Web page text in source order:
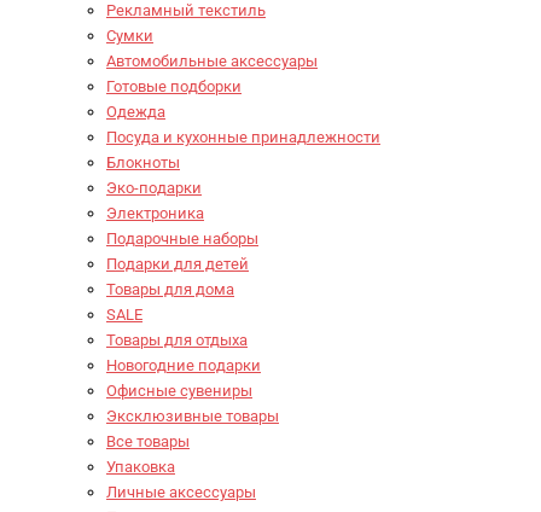
Рекламный текстиль
Сумки
Автомобильные аксессуары
Готовые подборки
Одежда
Посуда и кухонные принадлежности
Блокноты
Эко-подарки
Электроника
Подарочные наборы
Подарки для детей
Товары для дома
SALE
Товары для отдыха
Новогодние подарки
Офисные сувениры
Эксклюзивные товары
Все товары
Упаковка
Личные аксессуары